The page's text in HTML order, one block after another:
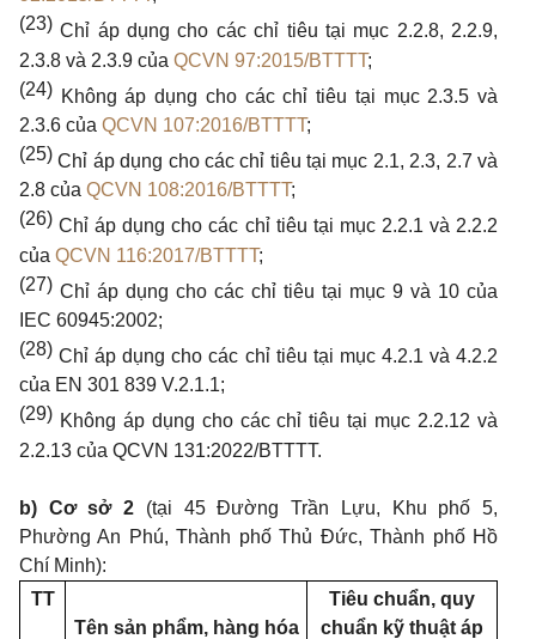
(23) Chỉ áp dụngcho các chỉ tiêu tại mục 2.2.8, 2.2.9,
2.3.8 và 2.3.9 của QCVN 97:2015/BTTTT;
(24) Không áp dụng cho các chỉ tiêu tại mục 2.3.5và
2.3.6 của QCVN 107:2016/BTTTT;
(25) Chỉ áp dụng cho các chỉ tiêu tại mục 2.1, 2.3, 2.7và
2.8 của QCVN 108:2016/BTTTT;
(26) Chỉ áp dụngchocác chỉ tiêu tại mục 2.2.1 và2.2.2
của QCVN 116:2017/BTTTT;
(27) Chỉ áp dụng cho các chỉ tiêu tại mục 9 và 10 của
IEC 60945:2002;
(28) Chỉ áp dụngchocác chỉ tiêu tại mục 4.2.1 và4.2.2
của EN 301 839 V.2.1.1;
(29) Không áp dụng cho các chỉ tiêu tại mục2.2.12và
2.2.13 của QCVN 131:2022/BTTTT.
b) Cơ sở2 (tại 45Đường Trần Lựu, Khu phố5,
PhườngAn Phú, Thành phố Thủ Đức, Thành phố Hồ
Chí Minh):
TT
Tên sản phẩm, hàng hóa
Tiêu chuẩn, quy
chuẩn kỹ thuật áp